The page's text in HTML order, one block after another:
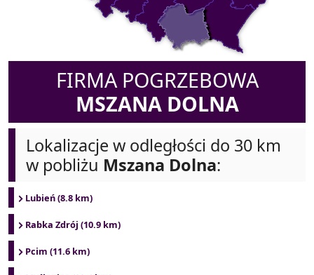
FIRMA POGRZEBOWA
MSZANA DOLNA
Lokalizacje w odległości do 30 km
w pobliżu Mszana Dolna:
Lubień (8.8 km)
Rabka Zdrój (10.9 km)
Pcim (11.6 km)